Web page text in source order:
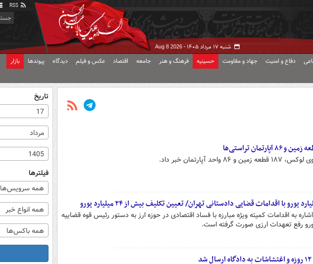
شنبه ۱۷ مرداد ۱۴۰۵ - Aug 8 2026
دفاع و امنیت جهاد و مقاومت حسینیه فرهنگ و هنر جامعه اقتصاد عکس و فیلم دیدگاه پیوندها بازار
به اقدامات کمیته ویژه مبارزه با فساد اقتصادی در حوزه ارز به دستور رئیس قوه قضاییه
تاریخ
17
مرداد
1405
فیلترها
همه سرویس‌ها
همه انواع خبر
همه باکس‌ها